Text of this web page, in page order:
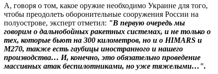
А, говоря о том, какое оружие необходимо Украине для того,
чтобы преодолеть оборонительные сооружения России на
полуострове, эксперт отметил: "В первую очередь мы
говорим о дальнобойных ракетных системах, и не только о
тех, которые бьют на 300 километров, но и о HIMARS и
M270, также есть гаубицы иностранного и нашего
производства… И, конечно, это обязательно проведение
массивных атак беспилотниками, но уже тяжелыми…".